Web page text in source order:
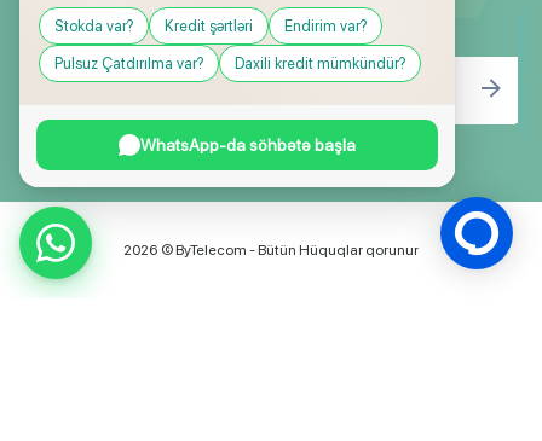
2026 © ByTelecom - Bütün Hüquqlar qorunur
Stokda var? Kredit şərtləri Endirim var?
Pulsuz Çatdırılma var? Daxili kredit mümkündür?
WhatsApp-da söhbətə başla